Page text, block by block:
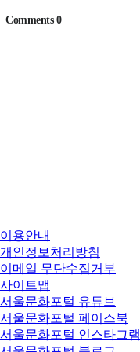
이용안내
개인정보처리방침
이메일 무단수집거부
사이트맵
서울문화포털 유튜브
서울문화포털 페이스북
서울문화포털 인스타그램